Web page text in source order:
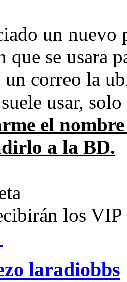
un nuevo
que se usara
un correo la
usar,
el
a la BD.
los VIP
laradiobbs